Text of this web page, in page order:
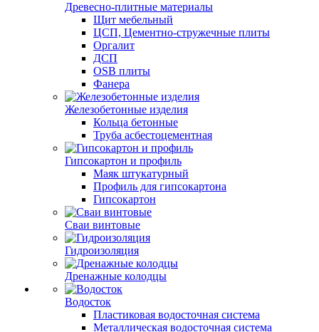
Древесно-плитные материалы
Щит мебельный
ЦСП, Цементно-стружечные плиты
Оргалит
ДСП
OSB плиты
Фанера
Железобетонные изделия
Кольца бетонные
Труба асбестоцементная
Гипсокартон и профиль
Маяк штукатурный
Профиль для гипсокартона
Гипсокартон
Сваи винтовые
Гидроизоляция
Дренажные колодцы
Водосток
Пластиковая водосточная система
Металлическая водосточная система